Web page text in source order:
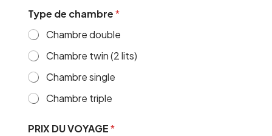
Type de chambre*
Chambre double
Chambre twin (2 lits)
Chambre single
Chambre triple
PRIX DU VOYAGE*